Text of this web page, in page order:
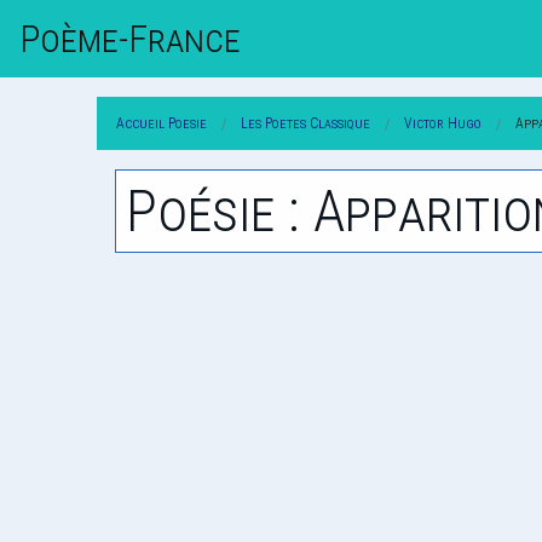
Poème-FrAnce
Accueil Poesie Les Poetes Classique Victor Hugo
Poésie :